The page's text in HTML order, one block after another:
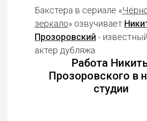
Бакстера в сериале «
зеркало» озвучивает
Прозоровский -
актер дубляжа.
Работа
Прозоровского в
студии